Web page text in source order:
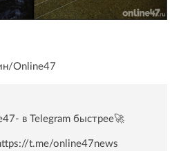
Online47
в Telegram быстрее🚀
t.me/online47news